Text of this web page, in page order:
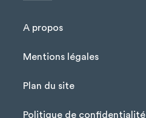
A propos
Mentions légales
Plan du site
Politique de confidentialité